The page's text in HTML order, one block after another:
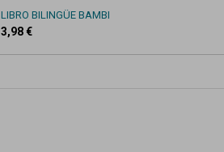
LIBRO BILINGÜE BAMBI
3,98 €